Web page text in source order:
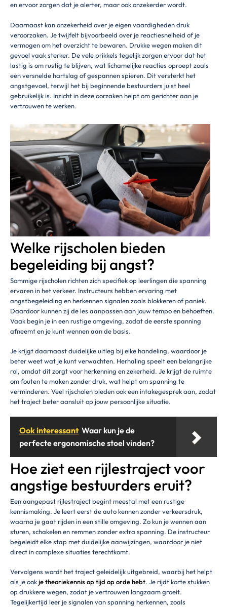
en ervoor zorgen dat je alerter, maar ook onzekerder wordt.
Daarnaast kan onzekerheid over je eigen vaardigheden druk
veroorzaken. Je twijfelt bijvoorbeeld over je reactiesnelheid of je
vermogen om het overzicht te bewaren. Drukke wegen maken dit
gevoel vaak sterker. De vele prikkels tegelijk zorgen ervoor dat het
lastig is om rustig te blijven, wat lichamelijke reacties oproept zoals
een versnelde hartslag of gespannen spieren. Dit versterkt het
angstgevoel, terwijl het bij beginnende bestuurders juist heel
gebruikelijk is. Inzicht in deze oorzaken helpt om gerichter aan je
vertrouwen te werken.
Welke rijscholen bieden
begeleiding bij angst?
Sommige rijscholen richten zich specifiek op leerlingen die spanning
ervaren in het verkeer. Instructeurs hebben ervaring met
angstbegeleiding en herkennen signalen zoals blokkeren of paniek.
Daardoor kunnen zij de les aanpassen aan jouw tempo en behoeften.
Vaak begin je in een rustige omgeving, zodat de eerste spanning
afneemt en je kunt wennen aan de basis.
Je krijgt daarnaast duidelijke uitleg bij elke handeling, waardoor je
beter weet wat je kunt verwachten. Herhaling speelt een belangrijke
rol, omdat dit zorgt voor herkenning en zekerheid. Je krijgt de ruimte
om fouten te maken zonder druk, wat helpt om spanning te
verminderen. Veel rijscholen bieden ook een intakegesprek aan, zodat
het traject beter aansluit op jouw persoonlijke situatie.
Ook interessant Waar kun je de
perfecte ergonomische stoel vinden?
Hoe ziet een rijlestraject voor
angstige bestuurders eruit?
Een aangepast rijlestraject begint meestal met een rustige
kennismaking. Je leert eerst de auto kennen zonder verkeersdruk,
waarna je gaat rijden in een stille omgeving. Zo kun je wennen aan
sturen, schakelen en remmen zonder extra spanning. De instructeur
begeleidt elke stap met duidelijke aanwijzingen, waardoor je niet
direct in complexe situaties terechtkomt.
Vervolgens wordt het traject geleidelijk uitgebreid, waarbij het helpt
als je ook je theoriekennis op tijd op orde hebt. Je rijdt korte stukken
op drukkere wegen, zodat je vertrouwen langzaam groeit.
Tegelijkertijd leer je signalen van spanning herkennen, zoals